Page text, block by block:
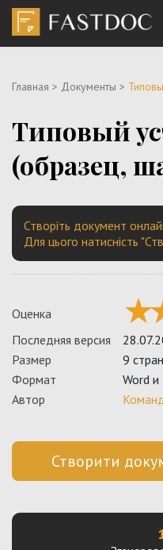
Главная > Документы >
Типовый
(образец,
Створіть документ
Для цього натисність
Оценка
Последняя версия
Размер
9
Формат
Word и
Автор
Створити